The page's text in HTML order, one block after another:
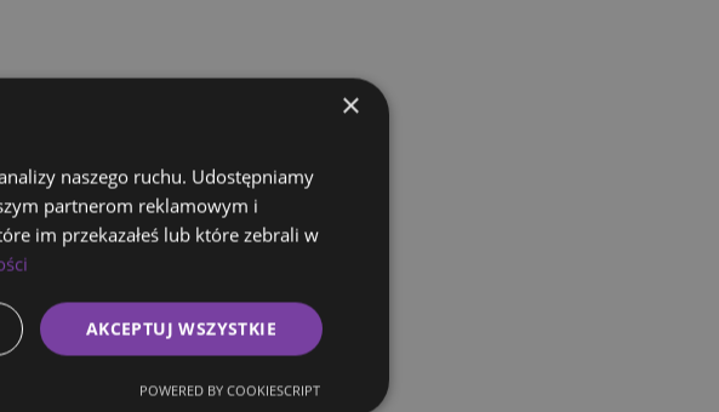
×
naszego ruchu. Udostępniamy
partnerom reklamowym i
im przekazałeś lub które zebrali w
AKCEPTUJ WSZYSTKIE
POWERED BY COOKIESCRIPT